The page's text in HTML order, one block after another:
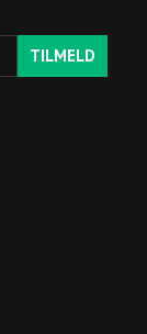
TILMELD